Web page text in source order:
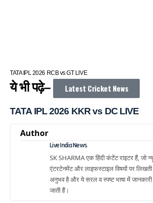
TATA IPL 2026 RCB vs GT LIVE
ये भी पढ़े– Latest Cricket News
TATA IPL 2026 KKR vs DC LIVE
Author
Live India News
SK SHARMA एक हिंदी कंटेंट राइटर हैं, जो
एंटरटेनमेंट और लाइफस्टाइल विषयों पर लिखती
अनुभव है और ये सरल व स्पष्ट भाषा में
जाती हैं।